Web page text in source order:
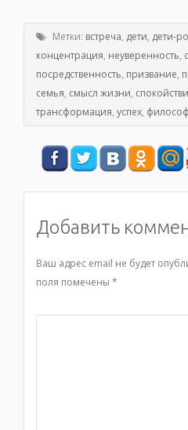
Метки: встреча, дети, дети-
концентрация, неуверенность,
посредственность, призвание,
семья, смысл жизни,
трансформация, успех,
Добавить
Ваш адрес email не будет
поля помечены *